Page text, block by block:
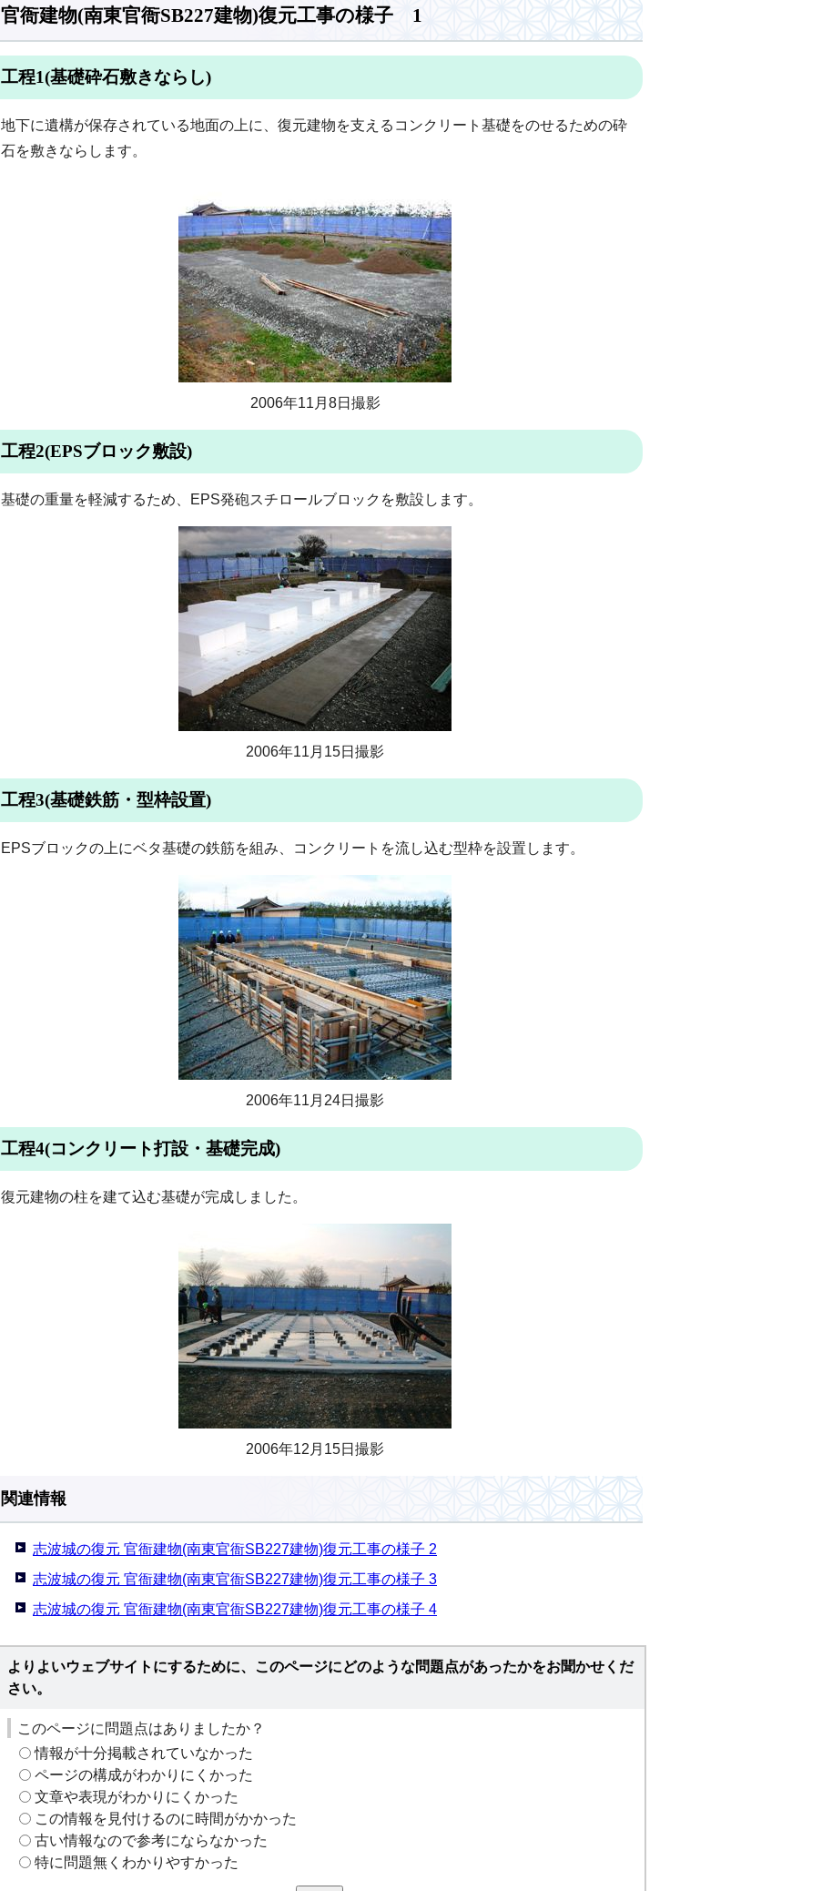
官衙建物(南東官衙SB227建物)復元工事の様子 1
工程1(基礎砕石敷きならし)
地下に遺構が保存されている地面の上に、復元建物を支えるコンクリート基礎をのせるための砕
石を敷きならします。
2006年11月8日撮影
工程2(EPSブロック敷設)
基礎の重量を軽減するため、EPS発砲スチロールブロックを敷設します。
2006年11月15日撮影
工程3(基礎鉄筋・型枠設置)
EPSブロックの上にベタ基礎の鉄筋を組み、コンクリートを流し込む型枠を設置します。
2006年11月24日撮影
工程4(コンクリート打設・基礎完成)
復元建物の柱を建て込む基礎が完成しました。
2006年12月15日撮影
関連情報
志波城の復元 官衙建物(南東官衙SB227建物)復元工事の様子 2
志波城の復元 官衙建物(南東官衙SB227建物)復元工事の様子 3
志波城の復元 官衙建物(南東官衙SB227建物)復元工事の様子 4
よりよいウェブサイトにするために、このページにどのような問題点があったかをお聞かせくだ
さい。
このページに問題点はありましたか？
情報が十分掲載されていなかった
ページの構成がわかりにくかった
文章や表現がわかりにくかった
この情報を見付けるのに時間がかかった
古い情報なので参考にならなかった
特に問題無くわかりやすかった